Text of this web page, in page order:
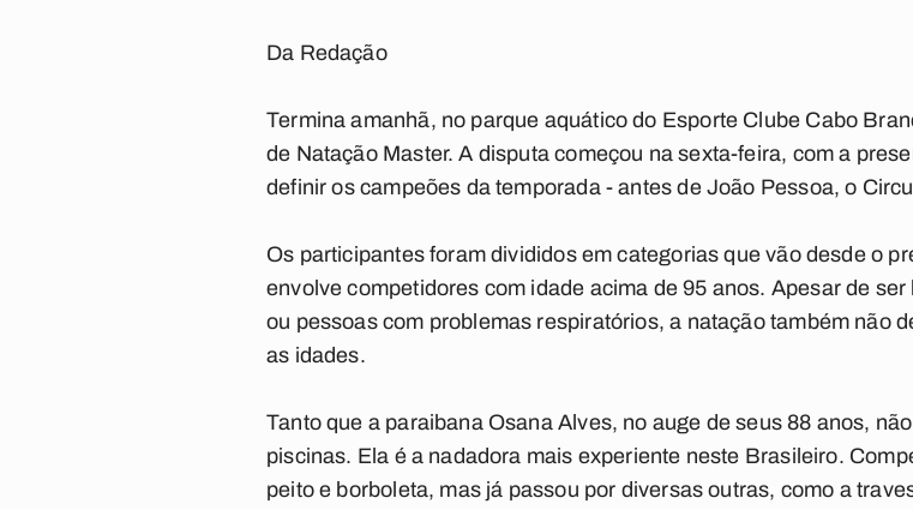
Da Redação
Termina amanhã, no parque aquático do Esporte Clube Cabo
de Natação Master. A disputa começou na sexta-feira, com a
definir os campeões da temporada - antes de João Pessoa, o
Os participantes foram divididos em categorias que vão desde o
envolve competidores com idade acima de 95 anos. Apesar de
ou pessoas com problemas respiratórios, a natação também não
as idades.
Tanto que a paraibana Osana Alves, no auge de seus 88 anos,
piscinas. Ela é a nadadora mais experiente neste Brasileiro.
peito e borboleta, mas já passou por diversas outras, como a